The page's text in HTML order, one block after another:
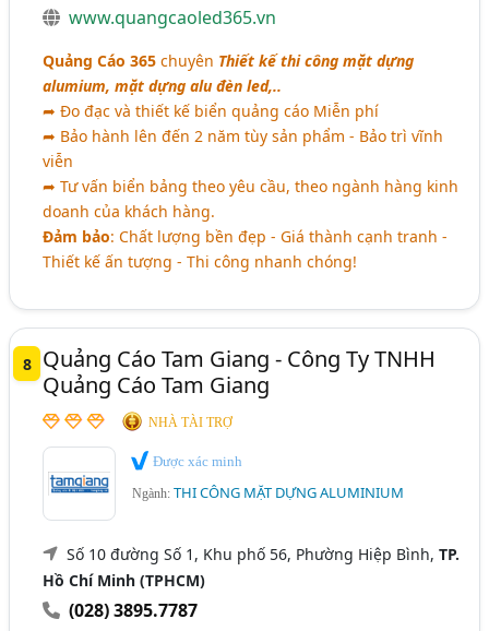
www.quangcaoled365.vn
Quảng Cáo 365 chuyên Thiết kế thi công mặt dựng
alumium, mặt dựng alu đèn led,..
➦ Đo đạc và thiết kế biển quảng cáo Miễn phí
➦ Bảo hành lên đến 2 năm tùy sản phẩm - Bảo trì vĩnh
viễn
➦ Tư vấn biển bảng theo yêu cầu, theo ngành hàng kinh
doanh của khách hàng.
Đảm bảo: Chất lượng bền đẹp - Giá thành cạnh tranh -
Thiết kế ấn tượng - Thi công nhanh chóng!
8
Quảng Cáo Tam Giang - Công Ty TNHH
Quảng Cáo Tam Giang
NHÀ TÀI TRỢ
Được xác minh
Ngành:THI CÔNG MẶT DỰNG ALUMINIUM
Số 10 đường Số 1, Khu phố 56, Phường Hiệp Bình,TP.
Hồ Chí Minh (TPHCM)
(028) 3895.7787